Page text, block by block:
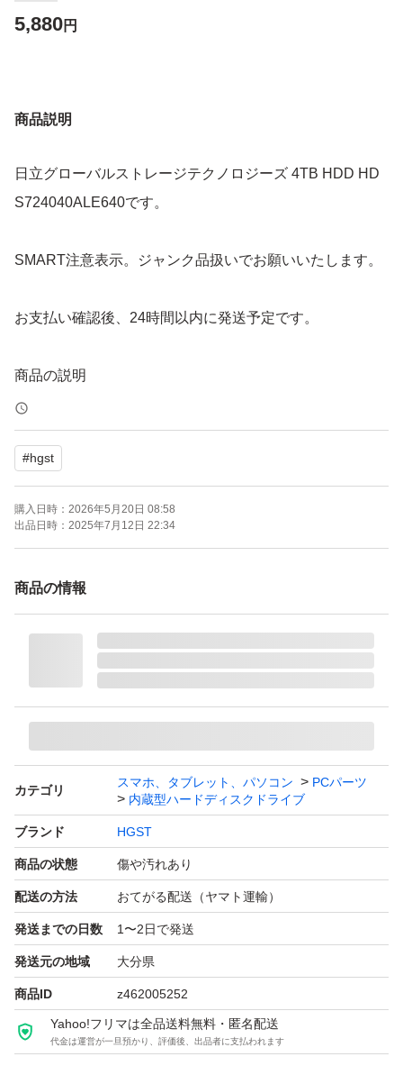
5,880円
商品説明
日立グローバルストレージテクノロジーズ 4TB HDD HD
S724040ALE640です。
SMART注意表示。ジャンク品扱いでお願いいたします。
お支払い確認後、24時間以内に発送予定です。
商品の説明
業界で最高のハードドライブ容量7200 rpmのパフォーマ
ンスを実現。
省電力の革新を活用hivertテクノロジーを採用したこのド
ライブは、優れた電源効率と熱排出を取り揃え、製造元、
コンプライアンスを満たすエネルギーターゲットおよび拡
張ドライブを使用することができます。
製品の詳細・仕様
インターフェイス 3.5インチ SATA 6.0Gbps
容量 4TB / Advanced Format(4kBセクター / 512kセクター
エミュレーション)
内部転送速度 204.75MB/s
消費電力 アイドル時 6.9W
動作音 アイドル時 29dBA(2.9Bels)
その他 4k Byte Sector採用品です。(512byteセクターエミ
ュレーション対応)
#hgst
購入日時： 2026年5月20日 08:58
出品日時： 2025年7月12日 22:34
商品の情報
カテゴリ
スマホ、タブレット、パソコン
PCパーツ
内蔵型ハードディスクドライブ
ブランド HGST
商品の状態 傷や汚れあり
配送の方法 おてがる配送（ヤマト運輸）
発送までの日数 1〜2日で発送
発送元の地域 大分県
商品ID z462005252
Yahoo!フリマは全品送料無料・匿名配送
代金は運営が一旦預かり、評価後、出品者に支払われます